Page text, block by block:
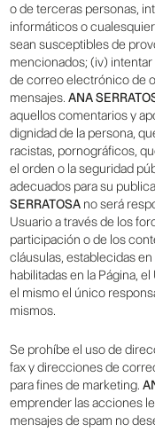
o de terceras personas,
informáticos o
sean susceptibles de
mencionados; (iv)
de correo electrónico de
mensajes.ANA
aquellos comentarios y
dignidad de la persona,
racistas, pornográficos,
el orden o la seguridad
adecuados para su
SERRATOSA no será
Usuario a través de los
participación o de los
cláusulas, establecidas
habilitadas en la Página,
el mismo el único
mismos.
Se prohíbe el uso de
fax y direcciones de
para fines de marketing.
emprender las acciones
mensajes de spam no